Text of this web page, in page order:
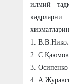
илмий
1.
2. С.Қаюмов
3.
4.